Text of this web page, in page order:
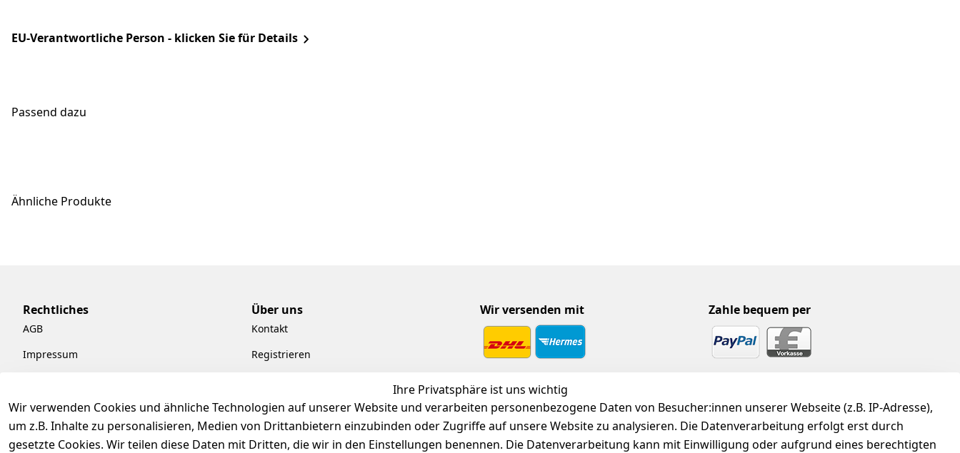
EU-Verantwortliche Person - klicken Sie für Details
Passend dazu
Ähnliche Produkte
Ihre Privatsphäre ist uns wichtig
Wir verwenden Cookies und ähnliche Technologien auf unserer Website und verarbeiten personenbezogene Daten von Besucher:innen unserer Webseite (z.B. IP-Adresse),
um z.B. Inhalte zu personalisieren, Medien von Drittanbietern einzubinden oder Zugriffe auf unsere Website zu analysieren. Die Datenverarbeitung erfolgt erst durch
gesetzte Cookies. Wir teilen diese Daten mit Dritten, die wir in den Einstellungen benennen. Die Datenverarbeitung kann mit Einwilligung oder aufgrund eines berechtigten
Rechtliches
AGB
Impressum
Barrierefreiheitserklärung
Widerrufsrecht
Über uns
Kontakt
Registrieren
Pflege & Kundendienst
Kiefermöbel
Wir versenden mit Zahle bequem per